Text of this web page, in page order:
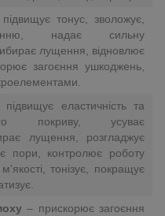
тонус, зволожує,
надає сильну
лущення, відновлює
загоєння ушкоджень,
підвищує еластичність та
покриву, усуває
лущення, розгладжує
пори, контролює роботу
тонізує, покращує
– прискорює загоєння